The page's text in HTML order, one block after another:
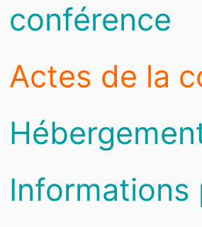
conférence
Actes de la
Informations